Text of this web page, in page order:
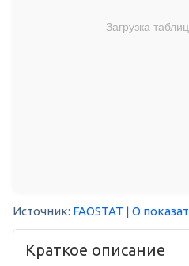
Загрузка
Источник: FAOSTAT | О
Краткое описание